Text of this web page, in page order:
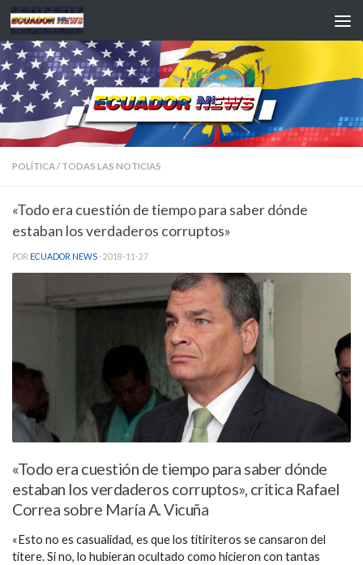
Saltar al contenido
POLÍTICA/ TODAS LAS NOTICIAS
«Todo era cuestión de tiempo para saber dónde
estaban los verdaderos corruptos»
POR ECUADOR NEWS · 2018-11-27
«Todo era cuestión de tiempo para saber dónde
estaban los verdaderos corruptos», critica Rafael
Correa sobre María A. Vicuña
«Esto no es casualidad, es que los titiriteros se cansaron del
títere. Si no, lo hubieran ocultado como hicieron con tantas